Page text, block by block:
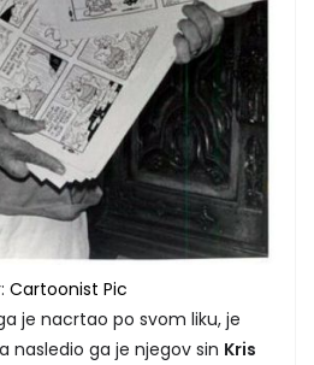
Cartoonist Pic
je nacrtao po svom liku, je
nasledio ga je njegov sin Kris